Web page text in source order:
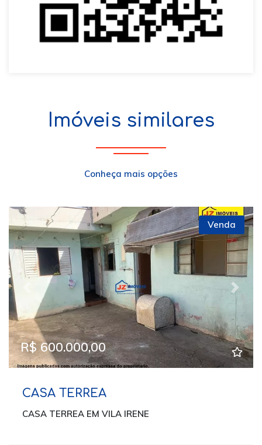
Imóveis similares
Conheça mais opções
Previous Next
Venda
R$ 600.000,00
CASA TERREA
CASA TERREA EM VILA IRENE